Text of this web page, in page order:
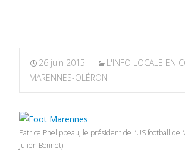
26 juin 2015
L'INFO LOCALE EN
MARENNES-OLÉRON
Patrice Phelippeau, le président de l’US football de
Julien Bonnet)